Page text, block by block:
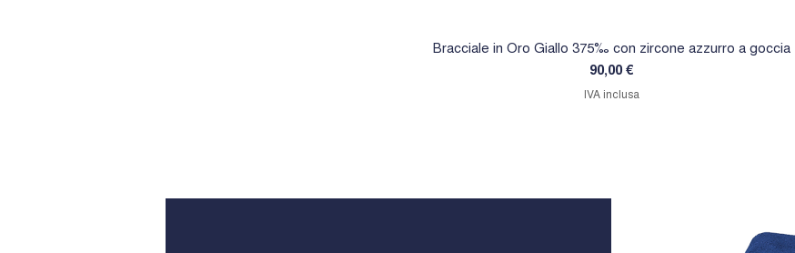
Bracciale in Oro Giallo 375‰ con zircone azzurro a goccia
Prezzo
90,00 €
IVA inclusa